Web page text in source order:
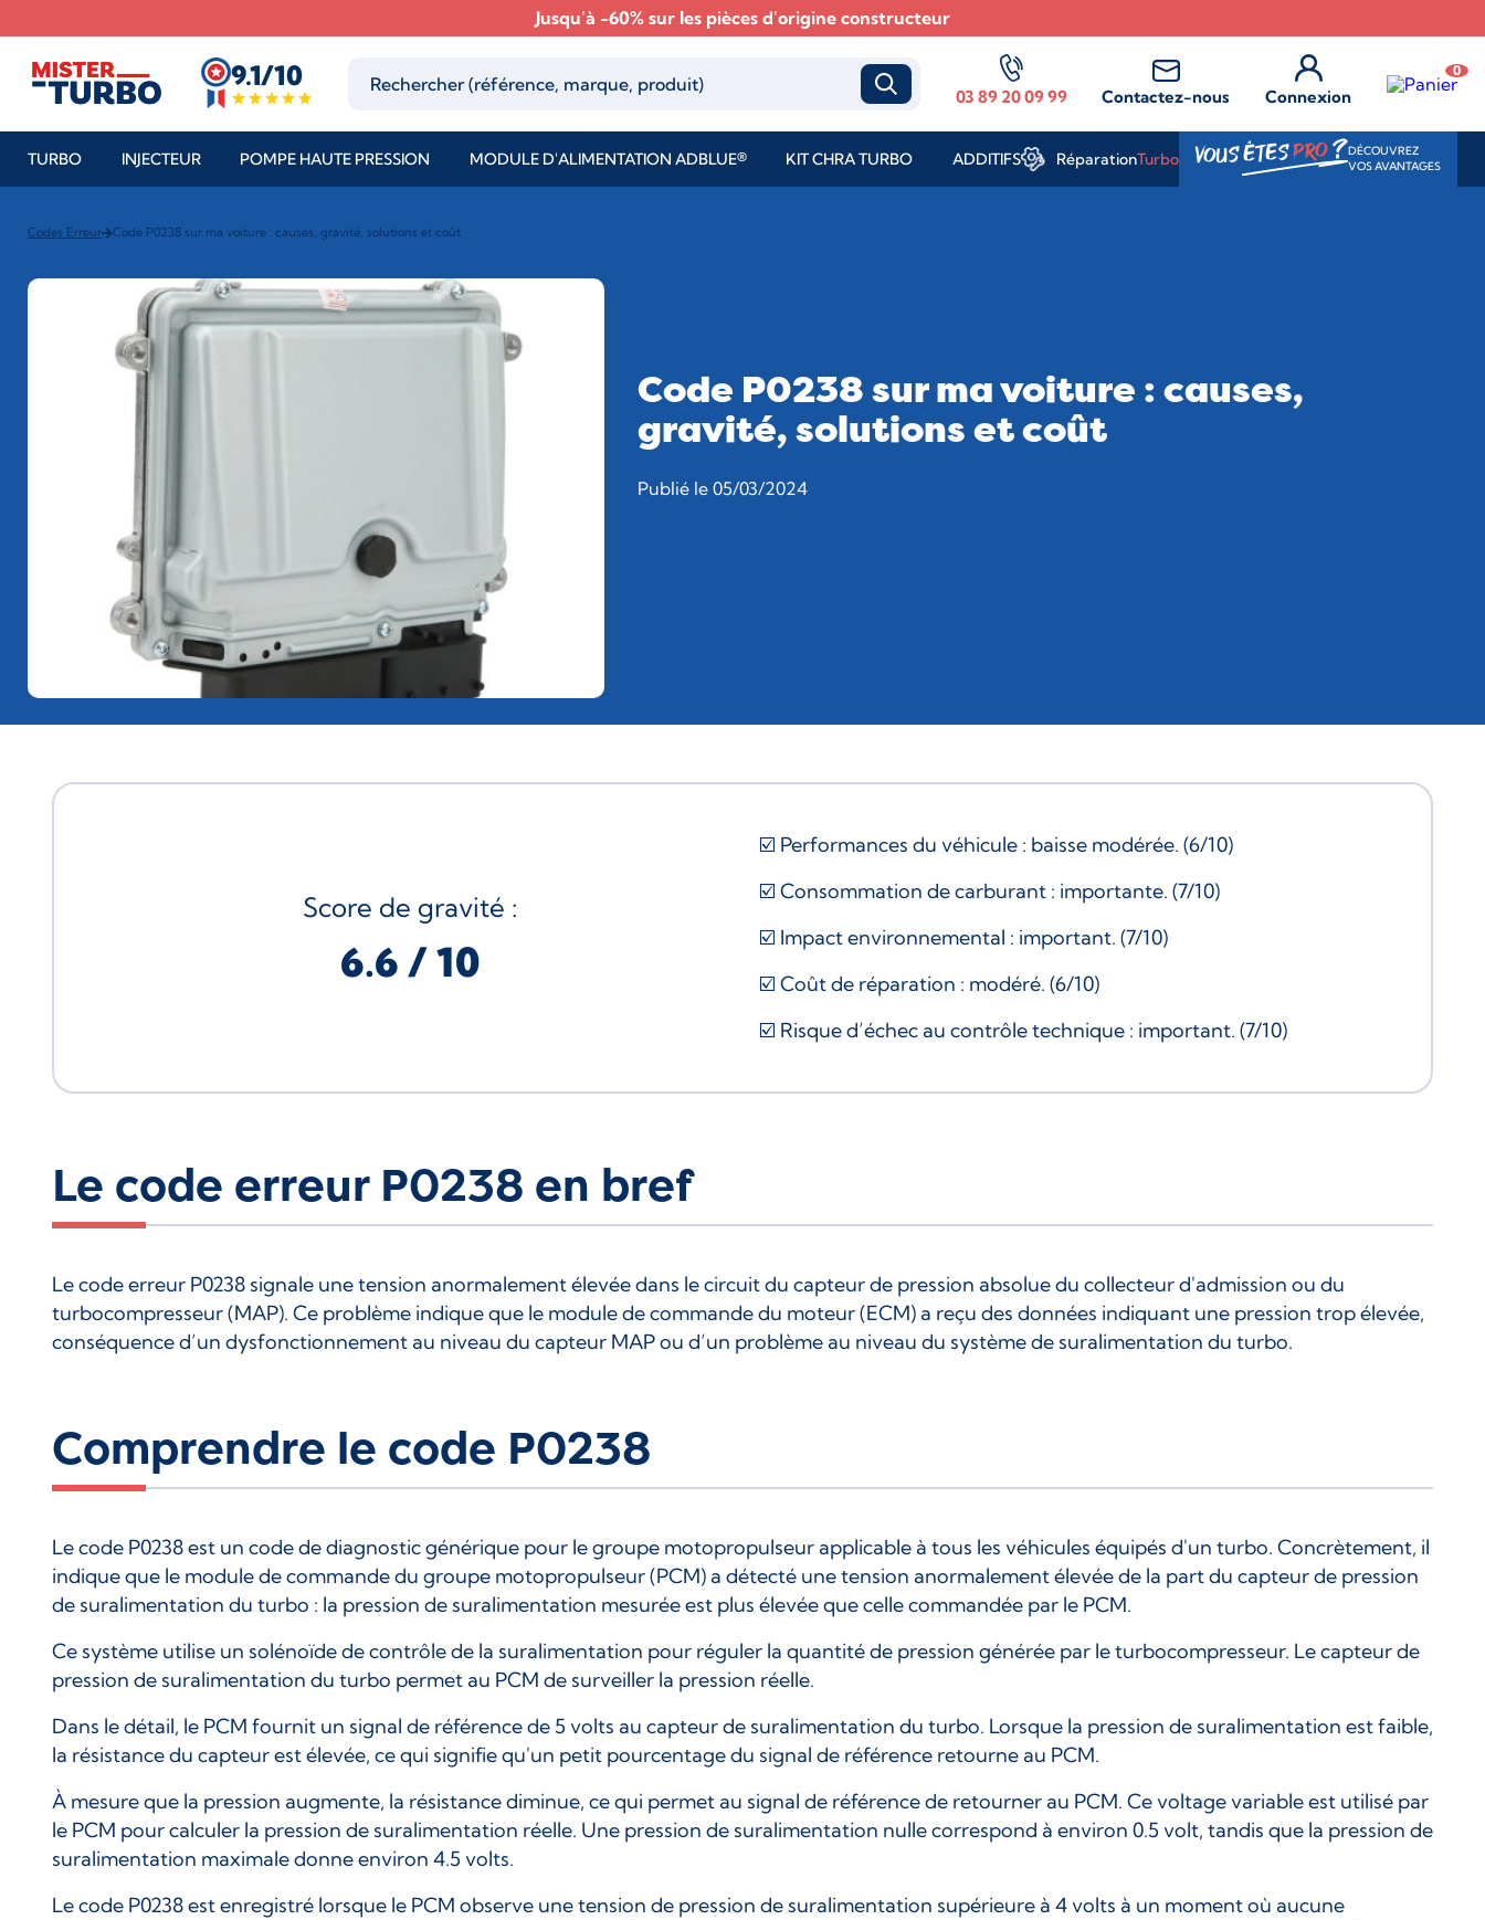
Jusqu'à -60% sur les pièces d'origine constructeur
9.1/10
03 89 20 09 99 Contactez-nous Connexion
0
TURBO INJECTEUR POMPE HAUTE PRESSION MODULE D'ALIMENTATION ADBLUE® KIT CHRA TURBO ADDITIFS RéparationTurbo VOUS ÊTESPRO?DÉCOUVREZ
VOS AVANTAGES
Codes Erreur Code P0238 sur ma voiture : causes, gravité, solutions et coût
Code P0238 sur ma voiture : causes,
gravité, solutions et coût
Publié le 05/03/2024
Score de gravité :
6.6 / 10
☑️ Performances du véhicule : baisse modérée. (6/10)
☑️ Consommation de carburant : importante. (7/10)
☑️ Impact environnemental : important. (7/10)
☑️ Coût de réparation : modéré. (6/10)
☑️ Risque d’échec au contrôle technique : important. (7/10)
Le code erreur P0238 en bref
Le code erreur P0238 signale une tension anormalement élevée dans le circuit du capteur de pression absolue du collecteur d'admission ou du
turbocompresseur (MAP). Ce problème indique que le module de commande du moteur (ECM) a reçu des données indiquant une pression trop élevée,
conséquence d’un dysfonctionnement au niveau du capteur MAP ou d’un problème au niveau du système de suralimentation du turbo.
Comprendre le code P0238
Le code P0238 est un code de diagnostic générique pour le groupe motopropulseur applicable à tous les véhicules équipés d'un turbo. Concrètement, il
indique que le module de commande du groupe motopropulseur (PCM) a détecté une tension anormalement élevée de la part du capteur de pression
de suralimentation du turbo : la pression de suralimentation mesurée est plus élevée que celle commandée par le PCM.
Ce système utilise un solénoïde de contrôle de la suralimentation pour réguler la quantité de pression générée par le turbocompresseur. Le capteur de
pression de suralimentation du turbo permet au PCM de surveiller la pression réelle.
Dans le détail, le PCM fournit un signal de référence de 5 volts au capteur de suralimentation du turbo. Lorsque la pression de suralimentation est faible,
la résistance du capteur est élevée, ce qui signifie qu'un petit pourcentage du signal de référence retourne au PCM.
À mesure que la pression augmente, la résistance diminue, ce qui permet au signal de référence de retourner au PCM. Ce voltage variable est utilisé par
le PCM pour calculer la pression de suralimentation réelle. Une pression de suralimentation nulle correspond à environ 0.5 volt, tandis que la pression de
suralimentation maximale donne environ 4.5 volts.
Le code P0238 est enregistré lorsque le PCM observe une tension de pression de suralimentation supérieure à 4 volts à un moment où aucune